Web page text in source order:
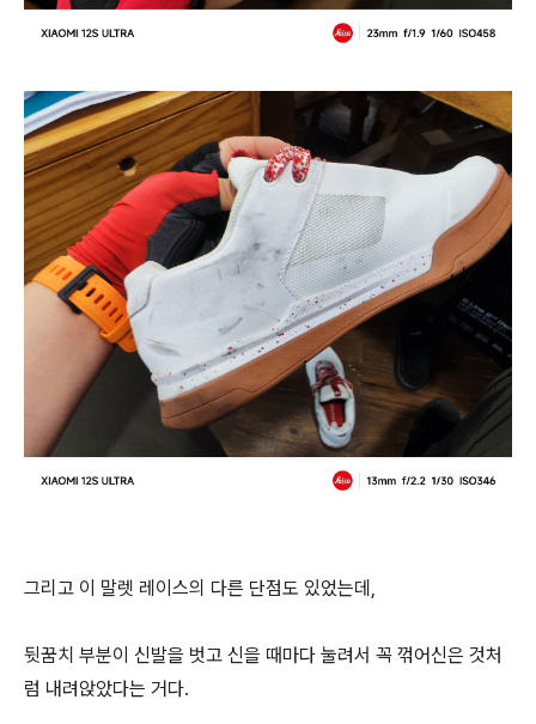
그리고 이 말렛 레이스의 다른 단점도 있었는데,
뒷꿈치 부분이 신발을 벗고 신을 때마다 눌려서 꼭 꺾어신은 것처
럼 내려앉았다는 거다.